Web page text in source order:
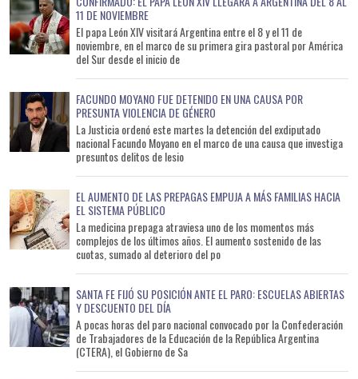
11 DE NOVIEMBRE
El papa León XIV visitará Argentina entre el 8 y el 11 de
noviembre, en el marco de su primera gira pastoral por América
del Sur desde el inicio de
FACUNDO MOYANO FUE DETENIDO EN UNA CAUSA POR
PRESUNTA VIOLENCIA DE GÉNERO
La Justicia ordenó este martes la detención del exdiputado
nacional Facundo Moyano en el marco de una causa que investiga
presuntos delitos de lesio
EL AUMENTO DE LAS PREPAGAS EMPUJA A MÁS FAMILIAS HACIA
EL SISTEMA PÚBLICO
La medicina prepaga atraviesa uno de los momentos más
complejos de los últimos años. El aumento sostenido de las
cuotas, sumado al deterioro del po
SANTA FE FIJÓ SU POSICIÓN ANTE EL PARO: ESCUELAS ABIERTAS
Y DESCUENTO DEL DÍA
A pocas horas del paro nacional convocado por la Confederación
de Trabajadores de la Educación de la República Argentina
(CTERA), el Gobierno de Sa